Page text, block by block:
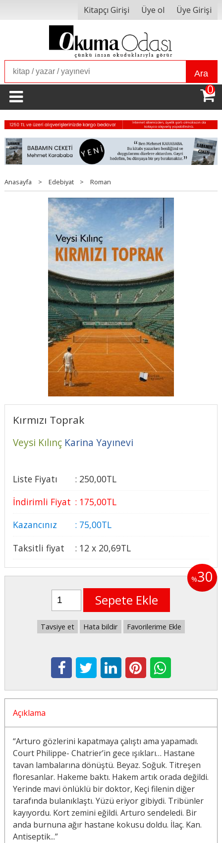
Kitapçı Girişi Üye ol Üye Girişi
Ara
0
Anasayfa > Edebiyat > Roman
Kırmızı Toprak
Veysi Kılınç Karina Yayınevi
Liste Fiyatı : 250,00TL
İndirimli Fiyat : 175,00TL
Kazancınız
: 75,00TL
Taksitli fiyat
: 12 x 20,69TL
%30
Sepete Ekle
Tavsiye et Hata bildir Favorilerime Ekle
Açıklama
“Arturo gözlerini kapatmaya çalıştı ama yapamadı.
Court Philippe- Chatrier’in gece ışıkları… Hastane
tavan lambalarına dönüştü. Beyaz. Soğuk. Titreşen
floresanlar. Hakeme baktı. Hakem artık orada değildi.
Yerinde mavi önlüklü bir doktor, Keçi filenin diğer
tarafında bulanıklaştı. Yüzü eriyor gibiydi. Tribünler
kayıyordu. Kort zemini eğildi. Arturo sendeledi. Bir
anda burnuna ağır hastane kokusu doldu. İlaç. Kan.
Antiseptik...”